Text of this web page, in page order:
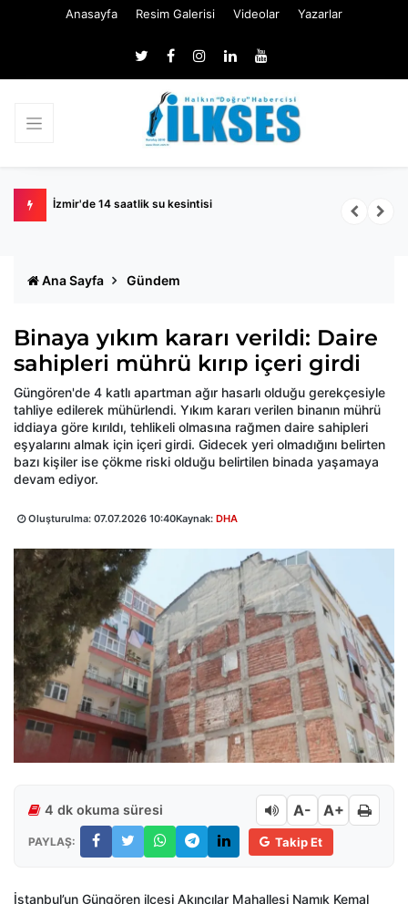
Anasayfa Resim Galerisi Videolar Yazarlar
Kaya’dan toplu ulaşıma tepki: Akıllı ulaşım dedikleri daha
Ana Sayfa Gündem
Binaya yıkım kararı verildi: Daire
sahipleri mührü kırıp içeri girdi
Güngören'de 4 katlı apartman ağır hasarlı olduğu gerekçesiyle
tahliye edilerek mühürlendi. Yıkım kararı verilen binanın mührü
iddiaya göre kırıldı, tehlikeli olmasına rağmen daire sahipleri
eşyalarını almak için içeri girdi. Gidecek yeri olmadığını belirten
bazı kişiler ise çökme riski olduğu belirtilen binada yaşamaya
devam ediyor.
Oluşturulma: 07.07.2026 10:40Kaynak: DHA
4 dk okuma süresi A- A+
PAYLAŞ: Takip Et
İstanbul’un Güngören ilçesi Akıncılar Mahallesi Namık Kemal